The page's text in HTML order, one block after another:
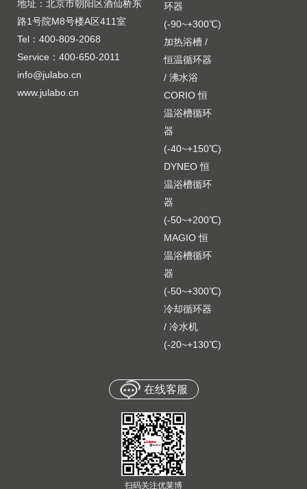
地址：北京市朝阳区酒仙桥东
路1号院M8号楼A区411室
Tel：400-809-2068
Service：400-650-2011
info@julabo.cn
www.julabo.cn
环器
(-90~+300℃)
加热浴槽 /
恒温循环器
/ 沸水浴
CORIO 恒
温浴槽循环
器
(-40~+150℃)
DYNEO 恒
温浴槽循环
器
(-50~+200℃)
MAGIO 恒
温浴槽循环
器
(-50~+300℃)
冷却循环器
/ 冷水机
(-20~+130℃)
在线客服
扫码关注优莱博